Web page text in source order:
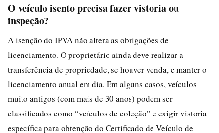
O veículo isento precisa fazer vistoria ou
inspeção?
A isenção do IPVA não altera as obrigações de
licenciamento. O proprietário ainda deve realizar a
transferência de propriedade, se houver venda, e manter o
licenciamento anual em dia. Em alguns casos, veículos
muito antigos (com mais de 30 anos) podem ser
classificados como “veículos de coleção” e exigir vistoria
específica para obtenção do Certificado de Veículo de